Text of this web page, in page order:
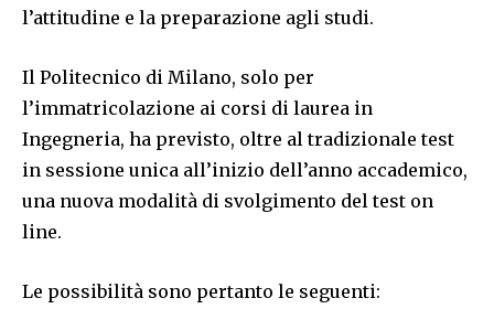
l’attitudine e la preparazione agli studi.
Il Politecnico di Milano, solo per
l’immatricolazione ai corsi di laurea in
Ingegneria, ha previsto, oltre al tradizionale test
in sessione unica all’inizio dell’anno accademico,
una nuova modalità di svolgimento del test on
line.
Le possibilità sono pertanto le seguenti: